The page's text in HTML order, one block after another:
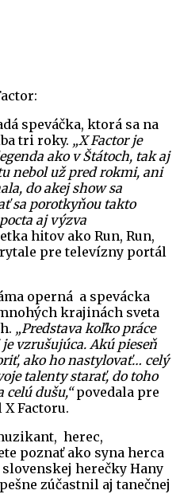
speváčka, ktorá sa na
tri roky. „X Factor je
ako v Štátoch, tak aj
nebol už pred rokmi, ani
do akej show sa
sa porotkyňou takto
aj výzva
hitov ako Run, Run,
pre televízny portál
operná a spevácka
krajinách sveta
„Predstava koľko práce
vzrušujúca. Akú pieseň
ako ho nastylovať… celý
talenty starať, do toho
celú dušu,“povedala pre
Factoru.
herec,
poznať ako syna herca
slovenskej herečky Hany
zúčastnil aj tanečnej